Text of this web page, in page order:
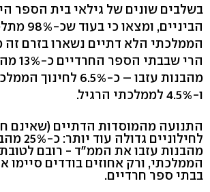
בשלבים שונים של גילאי בית הספר
הביניים,
הממלכתי הלא דתיים נשארו בזרם זה
מהבנות עזבו – כ-6.5%
ו-4.5% לממלכתי הרגיל.
התנועה מהמוסדות הדתיים (שאינם
מהבנות עזבו את הממ"ד - רובם
הממלכתי, ורק אחוזים בודדים סיימו
בבתי ספר חרדיים.